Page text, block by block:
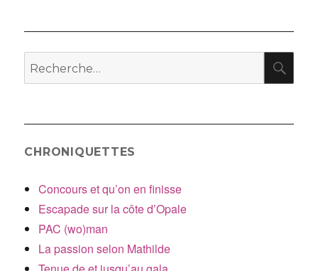
Recherche
pour
CHRONIQUETTES
Concours et qu’on en finisse
Escapade sur la côte d’Opale
PAC (wo)man
La passion selon Mathilde